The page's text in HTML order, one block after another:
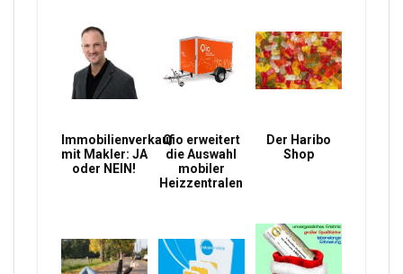
Immobilienverkauf
mit Makler: JA
oder NEIN!
Qio erweitert
die Auswahl
mobiler
Heizzentralen
Der Haribo
Shop